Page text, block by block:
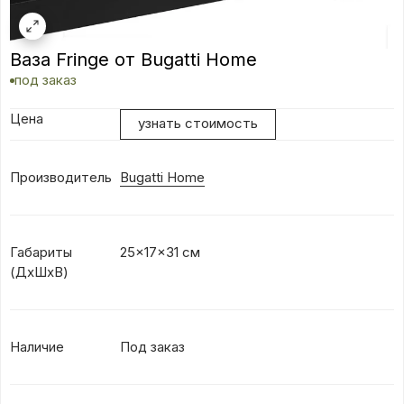
Ваза Fringe от Bugatti Home
под заказ
Цена узнать стоимость
Производитель Bugatti Home
Габариты
(ДxШхВ)
25x17x31 см
Наличие Под заказ